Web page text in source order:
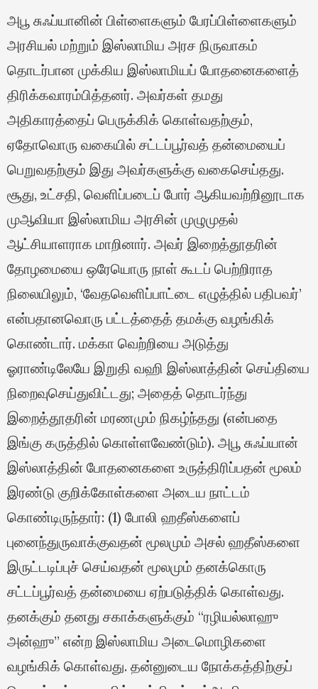
அபூ சுஃப்யானின் பிள்ளைகளும் பேரப்பிள்ளைகளும்
அரசியல் மற்றும் இஸ்லாமிய அரச நிருவாகம்
தொடர்பான முக்கிய இஸ்லாமியப் போதனைகளைத்
திரிக்கவாரம்பித்தனர். அவர்கள் தமது
அதிகாரத்தைப் பெருக்கிக் கொள்வதற்கும்,
ஏதோவொரு வகையில் சட்டப்பூர்வத் தன்மையைப்
பெறுவதற்கும் இது அவர்களுக்கு வகைசெய்தது.
சூது, உட்சதி, வெளிப்படைப் போர் ஆகியவற்றினூடாக
முஆவியா இஸ்லாமிய அரசின் முழுமுதல்
ஆட்சியாளராக மாறினார். அவர் இறைத்தூதரின்
தோழமையை ஒரேயொரு நாள் கூடப் பெற்றிராத
நிலையிலும், ‘வேதவெளிப்பாட்டை எழுத்தில் பதிபவர்’
என்பதானவொரு பட்டத்தைத் தமக்கு வழங்கிக்
கொண்டார். மக்கா வெற்றியை அடுத்து
ஓராண்டிலேயே இறுதி வஹி இஸ்லாத்தின் செய்தியை
நிறைவுசெய்துவிட்டது; அதைத் தொடர்ந்து
இறைத்தூதரின் மரணமும் நிகழ்ந்தது (என்பதை
இங்கு கருத்தில் கொள்ளவேண்டும்). அபூ சுஃப்யான்
இஸ்லாத்தின் போதனைகளை உருத்திரிப்பதன் மூலம்
இரண்டு குறிக்கோள்களை அடைய நாட்டம்
கொண்டிருந்தார்: (1) போலி ஹதீஸ்களைப்
புனைந்துருவாக்குவதன் மூலமும் அசல் ஹதீஸ்களை
இருட்டடிப்புச் செய்வதன் மூலமும் தனக்கொரு
சட்டப்பூர்வத் தன்மையை ஏற்படுத்திக் கொள்வது.
தனக்கும் தனது சகாக்களுக்கும் “ரழியல்லாஹு
அன்ஹு” என்ற இஸ்லாமிய அடைமொழிகளை
வழங்கிக் கொள்வது. தன்னுடைய நோக்கத்திற்குப்